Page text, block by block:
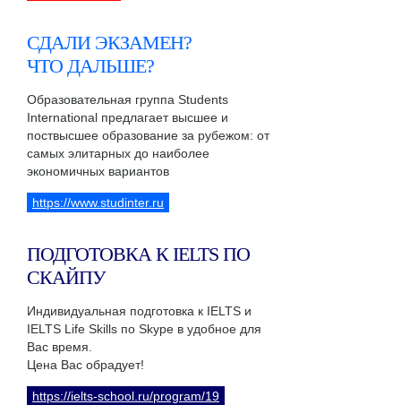
СДАЛИ ЭКЗАМЕН?
ЧТО ДАЛЬШЕ?
Образовательная группа Students
International предлагает высшее и
поствысшее образование за рубежом: от
самых элитарных до наиболее
экономичных вариантов
https://www.studinter.ru
ПОДГОТОВКА К IELTS ПО
СКАЙПУ
Индивидуальная подготовка к IELTS и
IELTS Life Skills по Skype в удобное для
Вас время.
Цена Вас обрадует!
https://ielts-school.ru/program/19